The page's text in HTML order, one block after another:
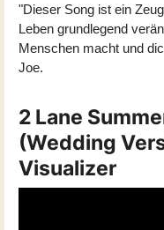
"Dieser Song ist ein
Leben grundlegend
Menschen macht und
Joe.
2 Lane
(Wedding
Visualizer